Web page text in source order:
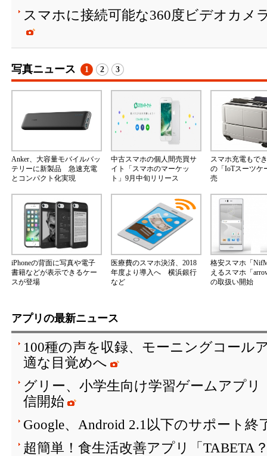
スマホに接続可能な360度ビデオカメ
写真ニュース 1 2 3
Anker、大容量モバイルバッ
テリーに新製品 急速充電
とコンパクト化実現
中古スマホの個人間売買サ
イト「スマホのマーケッ
ト」9月中旬リリース
スマホ充電もで
の「IoTスーツケ
売
iPhoneの背面に写真や電子
書籍などが表示できるケー
スが登場
医療費のスマホ決済、2018
年度より導入へ 横浜銀行
など
格安スマホ「
えるスマホ「
の取扱い開始
アプリの最新ニュース
100種の声を収録、モーニングコール
適な目覚めへ
グリー、小学生向け学習ゲームアプリ
信開始
Google、Android 2.1以下のサポート終
超簡単！食生活改善アプリ「TABETA